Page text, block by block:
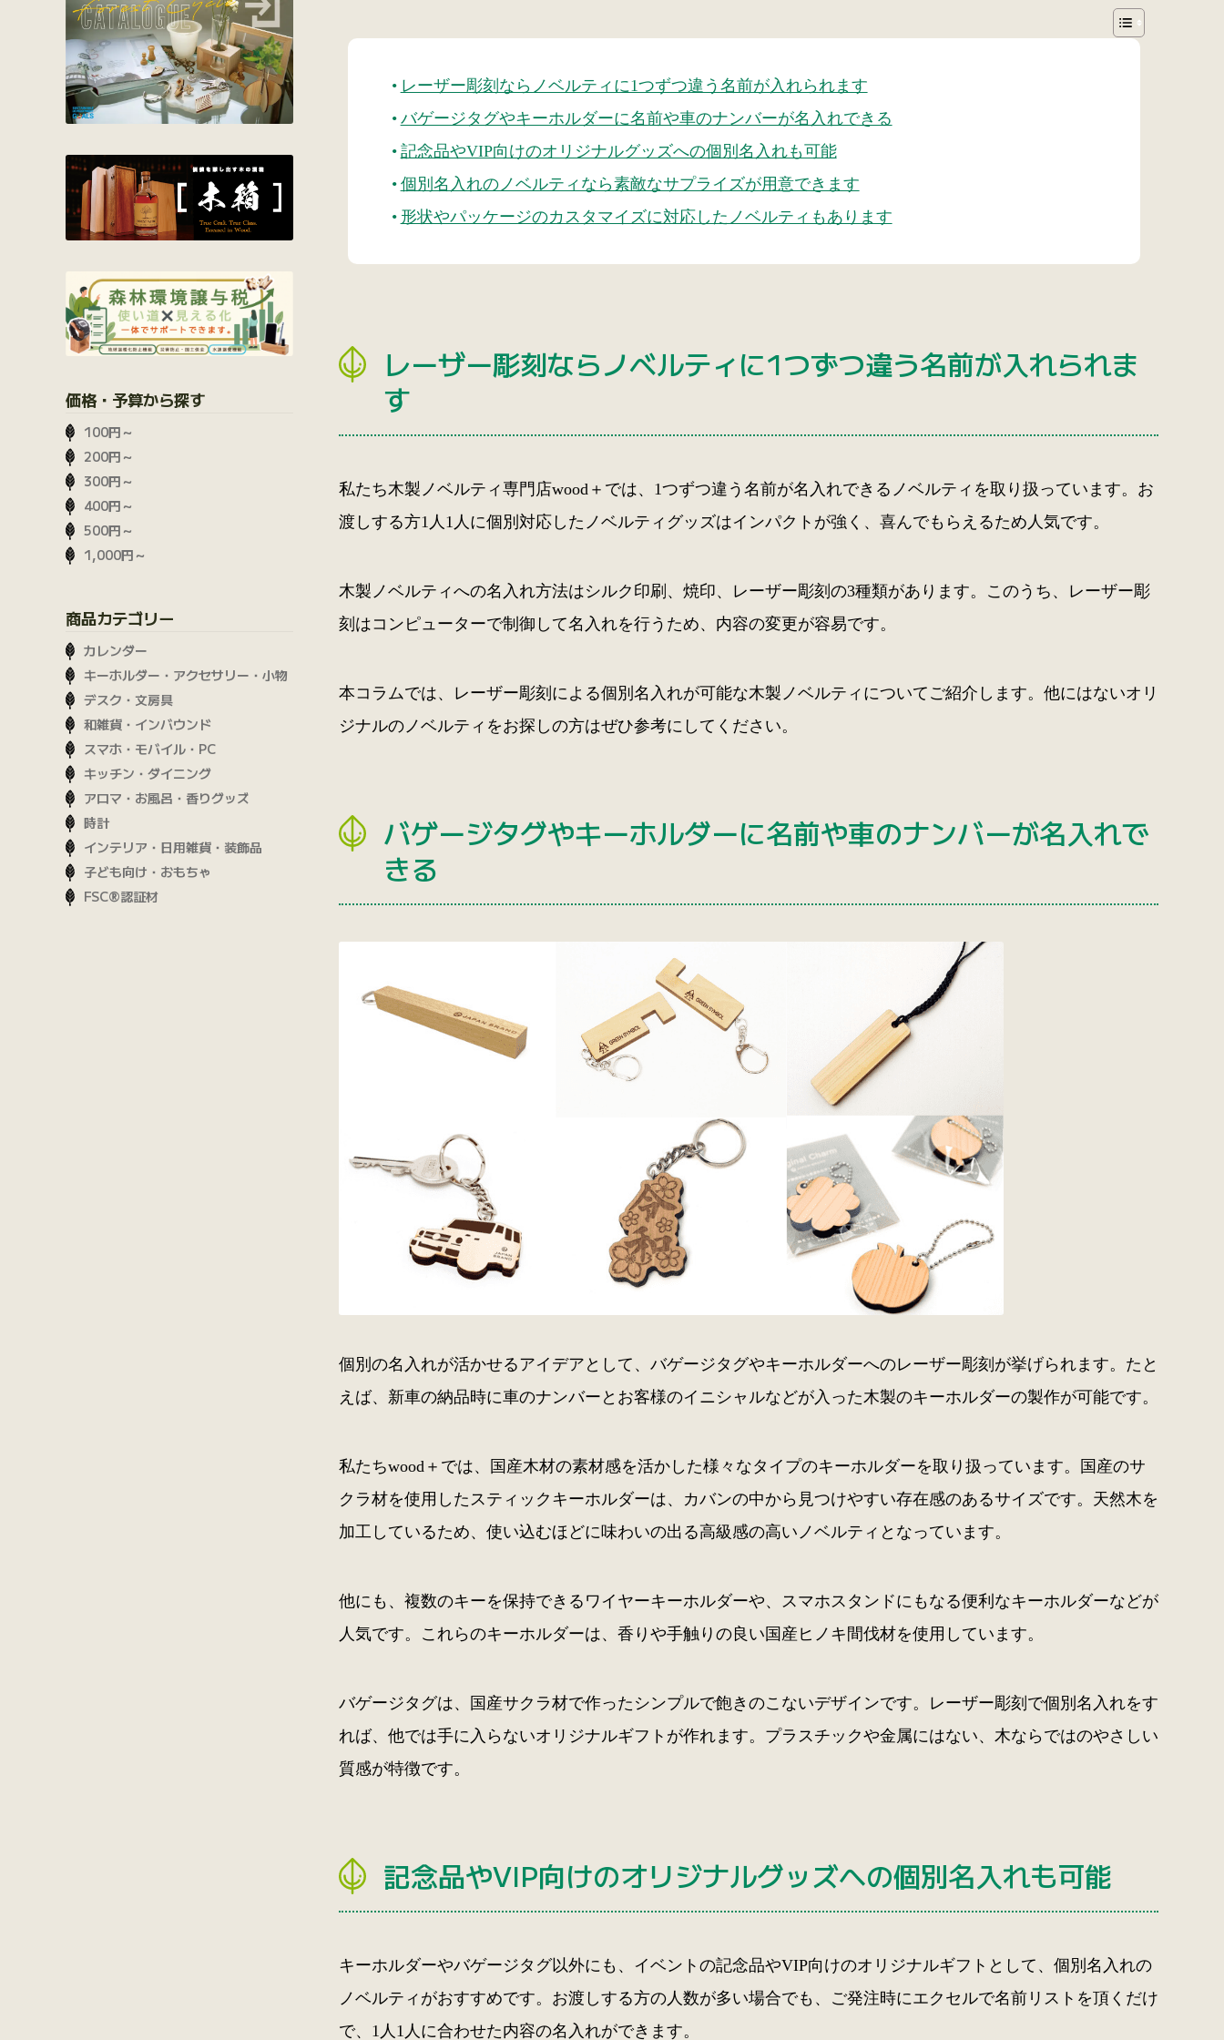
レーザー彫刻ならノベルティに1つずつ違う名前が入れられます
バゲージタグやキーホルダーに名前や車のナンバーが名入れできる
記念品やVIP向けのオリジナルグッズへの個別名入れも可能
個別名入れのノベルティなら素敵なサプライズが用意できます
形状やパッケージのカスタマイズに対応したノベルティもあります
レーザー彫刻ならノベルティに1つずつ違う名前が入れられま
す
私たち木製ノベルティ専門店wood＋では、1つずつ違う名前が名入れできるノベルティを取り扱っています。お
渡しする方1人1人に個別対応したノベルティグッズはインパクトが強く、喜んでもらえるため人気です。
木製ノベルティへの名入れ方法はシルク印刷、焼印、レーザー彫刻の3種類があります。このうち、レーザー彫
刻はコンピューターで制御して名入れを行うため、内容の変更が容易です。
本コラムでは、レーザー彫刻による個別名入れが可能な木製ノベルティについてご紹介します。他にはないオリ
ジナルのノベルティをお探しの方はぜひ参考にしてください。
バゲージタグやキーホルダーに名前や車のナンバーが名入れで
きる
個別の名入れが活かせるアイデアとして、バゲージタグやキーホルダーへのレーザー彫刻が挙げられます。たと
えば、新車の納品時に車のナンバーとお客様のイニシャルなどが入った木製のキーホルダーの製作が可能です。
私たちwood＋では、国産木材の素材感を活かした様々なタイプのキーホルダーを取り扱っています。国産のサ
クラ材を使用したスティックキーホルダーは、カバンの中から見つけやすい存在感のあるサイズです。天然木を
加工しているため、使い込むほどに味わいの出る高級感の高いノベルティとなっています。
他にも、複数のキーを保持できるワイヤーキーホルダーや、スマホスタンドにもなる便利なキーホルダーなどが
人気です。これらのキーホルダーは、香りや手触りの良い国産ヒノキ間伐材を使用しています。
バゲージタグは、国産サクラ材で作ったシンプルで飽きのこないデザインです。レーザー彫刻で個別名入れをす
れば、他では手に入らないオリジナルギフトが作れます。プラスチックや金属にはない、木ならではのやさしい
質感が特徴です。
記念品やVIP向けのオリジナルグッズへの個別名入れも可能
キーホルダーやバゲージタグ以外にも、イベントの記念品やVIP向けのオリジナルギフトとして、個別名入れの
ノベルティがおすすめです。お渡しする方の人数が多い場合でも、ご発注時にエクセルで名前リストを頂くだけ
で、1人1人に合わせた内容の名入れができます。
価格・予算から探す
100円～
200円～
300円～
400円～
500円～
1,000円～
商品カテゴリー
カレンダー
キーホルダー・アクセサリー・小物
デスク・文房具
和雑貨・インバウンド
スマホ・モバイル・PC
キッチン・ダイニング
アロマ・お風呂・香りグッズ
時計
インテリア・日用雑貨・装飾品
子ども向け・おもちゃ
FSC®認証材